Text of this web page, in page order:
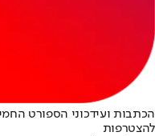
הכתבות ועידכוני הספורט
להצטרפות